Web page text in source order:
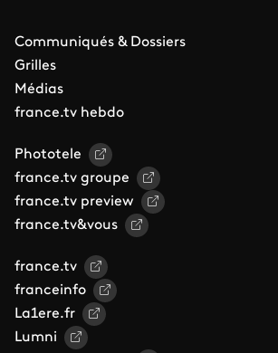
Communiqués & Dossiers
Grilles
Médias
france.tv hebdo
Phototele
france.tv groupe
france.tv preview
france.tv&vous
france.tv
franceinfo
La1ere.fr
Lumni